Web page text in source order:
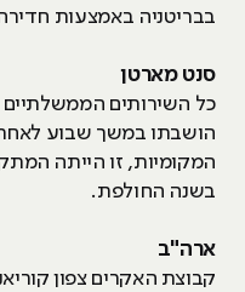
בבריטניה באמצעות
סנט מארטן
כל השירותים
הושבתו במשך שבוע
בשנה החולפת.
ארה"ב
קבוצת האקרים צפון